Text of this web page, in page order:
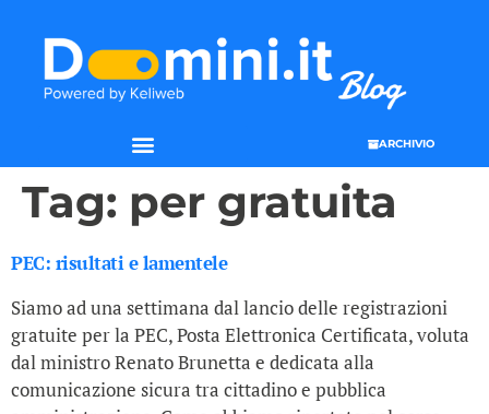
ARCHIVIO
Tag: per gratuita
PEC: risultati e lamentele
Siamo ad una settimana dal lancio delle registrazioni
gratuite per la PEC, Posta Elettronica Certificata, voluta
dal ministro Renato Brunetta e dedicata alla
comunicazione sicura tra cittadino e pubblica